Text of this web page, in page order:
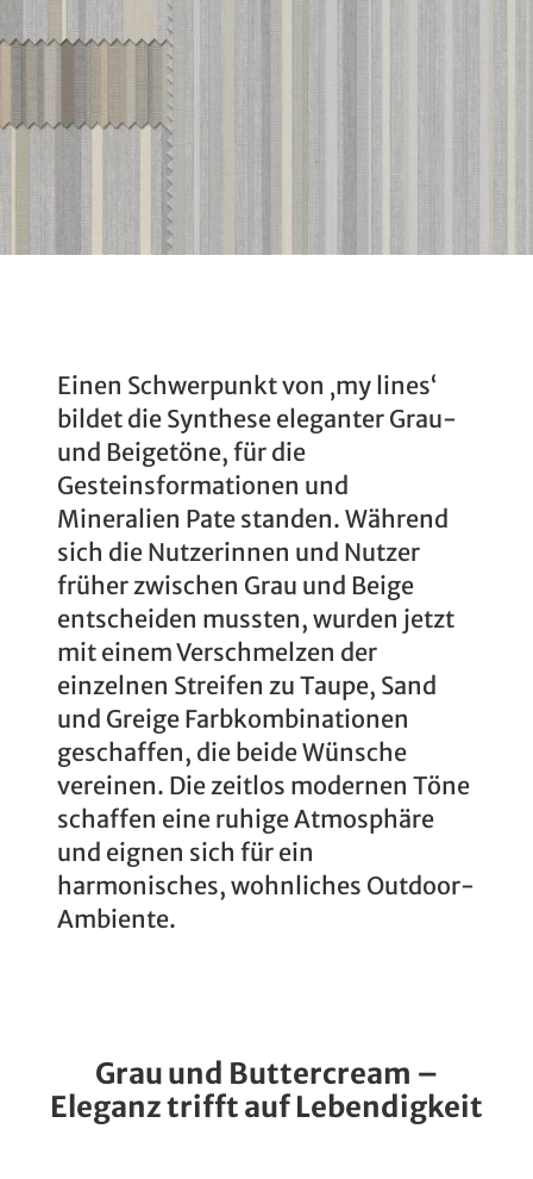
Einen Schwerpunkt von ‚my lines‘
bildet die Synthese eleganter Grau-
und Beigetöne, für die
Gesteinsformationen und
Mineralien Pate standen. Während
sich die Nutzerinnen und Nutzer
früher zwischen Grau und Beige
entscheiden mussten, wurden jetzt
mit einem Verschmelzen der
einzelnen Streifen zu Taupe, Sand
und Greige Farbkombinationen
geschaffen, die beide Wünsche
vereinen. Die zeitlos modernen Töne
schaffen eine ruhige Atmosphäre
und eignen sich für ein
harmonisches, wohnliches Outdoor-
Ambiente.
Grau und Buttercream –
Eleganz trifft auf Lebendigkeit